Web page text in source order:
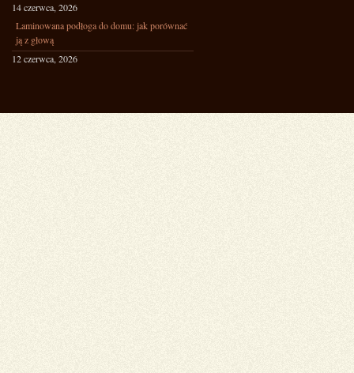
14 czerwca, 2026
Laminowana podłoga do domu: jak porównać
ją z głową
12 czerwca, 2026